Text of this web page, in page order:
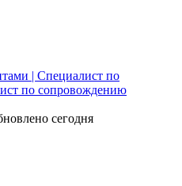
| Специалист по
по сопровождению
сегодня